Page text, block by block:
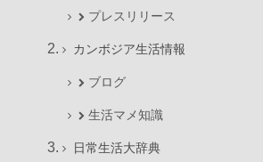
プレスリリース
カンボジア生活情報
ブログ
生活マメ知識
日常生活大辞典